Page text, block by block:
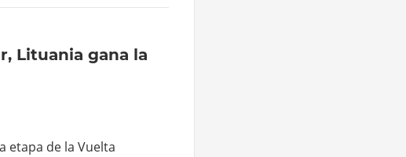
Lituania gana la
etapa de la Vuelta